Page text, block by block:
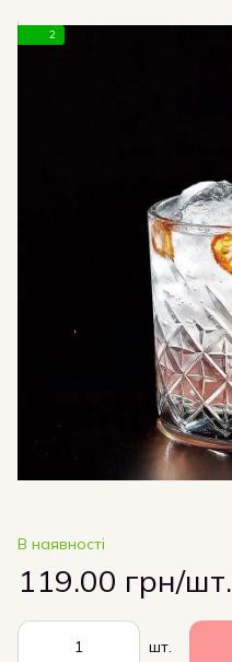
2
В наявності
119.00 грн/шт.
шт.